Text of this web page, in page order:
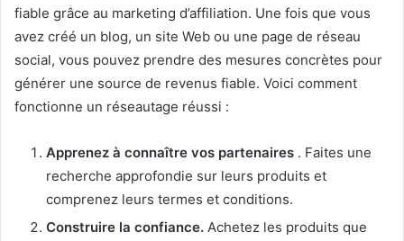
fiable grâce au marketing d’affiliation. Une fois que vous
avez créé un blog, un site Web ou une page de réseau
social, vous pouvez prendre des mesures concrètes pour
générer une source de revenus fiable. Voici comment
fonctionne un réseautage réussi :
Apprenez à connaître vos partenaires . Faites une
recherche approfondie sur leurs produits et
comprenez leurs termes et conditions.
Construire la confiance. Achetez les produits que